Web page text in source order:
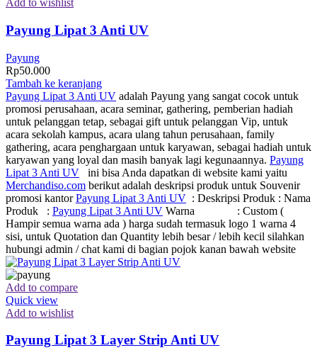
Add to wishlist
Payung Lipat 3 Anti UV
Payung
Rp50.000
Tambah ke keranjang
Payung Lipat 3 Anti UV adalah Payung yang sangat cocok untuk
promosi perusahaan, acara seminar, gathering, pemberian hadiah
untuk pelanggan tetap, sebagai gift untuk pelanggan Vip, untuk
acara sekolah kampus, acara ulang tahun perusahaan, family
gathering, acara penghargaan untuk karyawan, sebagai hadiah untuk
karyawan yang loyal dan masih banyak lagi kegunaannya. Payung
Lipat 3 Anti UV ini bisa Anda dapatkan di website kami yaitu
Merchandiso.com berikut adalah deskripsi produk untuk Souvenir
promosi kantorPayung Lipat 3 Anti UV : Deskripsi Produk : Nama
Produk : Payung Lipat 3 Anti UV Warna : Custom (
Hampir semua warna ada ) harga sudah termasuk logo 1 warna 4
sisi, untuk Quotation dan Quantity lebih besar / lebih kecil silahkan
hubungi admin / chat kami di bagian pojok kanan bawah website
Add to compare
Quick view
Add to wishlist
Payung Lipat 3 Layer Strip Anti UV